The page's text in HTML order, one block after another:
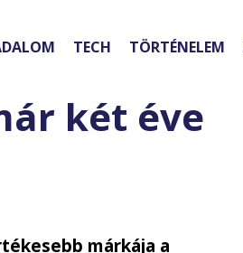
TECH TÖRTÉNELEM
két éve
márkája a